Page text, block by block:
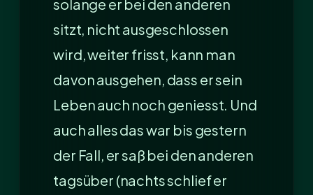
solange er bei den anderen
sitzt, nicht ausgeschlossen
wird, weiter frisst, kann man
davon ausgehen, dass er sein
Leben auch noch geniesst. Und
auch alles das war bis gestern
der Fall, er saß bei den anderen
tagsüber (nachts schlief er